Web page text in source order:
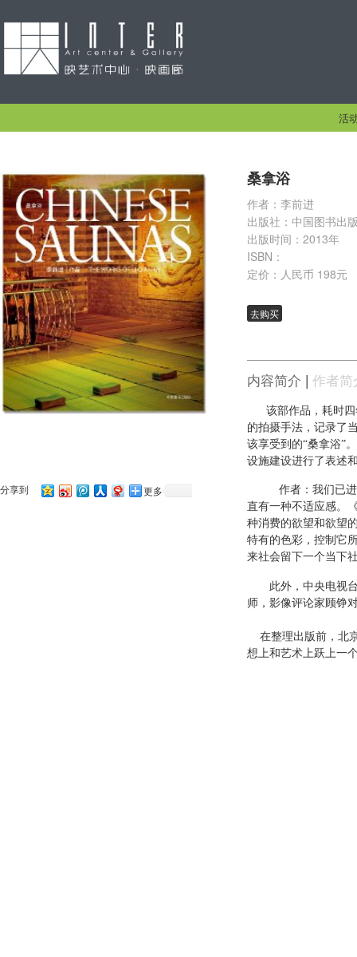
活
分享到 更多
桑拿浴
作者：李前进
出版社：中国图书出
出版时间：2013年
ISBN：
定价：人民币 198元
去购买
内容简介 | 作者简
该部作品，耗时
的拍摄手法，记录了
该享受到的“桑拿浴”
设施建设进行了表述
作者： 我们已
直有一种不适应感。
种消费的欲望和欲望
特有的色彩，控制它
来社会留下一个当下
此外，中央电视
师，影像评论家顾铮
在整理出版前，北
想上和艺术上跃上一